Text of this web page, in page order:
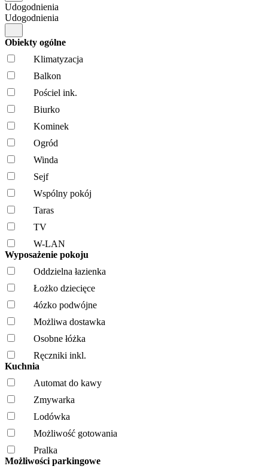
Udogodnienia
Udogodnienia
Obiekty ogólne
Klimatyzacja
Balkon
Pościel ink.
Biurko
Kominek
Ogród
Winda
Sejf
Wspólny pokój
Taras
TV
W-LAN
Wyposażenie pokoju
Oddzielna łazienka
Łożko dziecięce
4ózko podwójne
Możliwa dostawka
Osobne łóżka
Ręczniki inkl.
Kuchnia
Automat do kawy
Zmywarka
Lodówka
Możliwość gotowania
Pralka
Możliwości parkingowe